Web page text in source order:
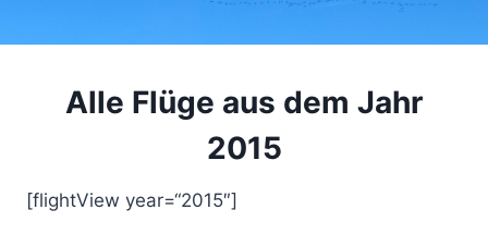
Alle Flüge aus dem Jahr
2015
[flightView year=“2015″]